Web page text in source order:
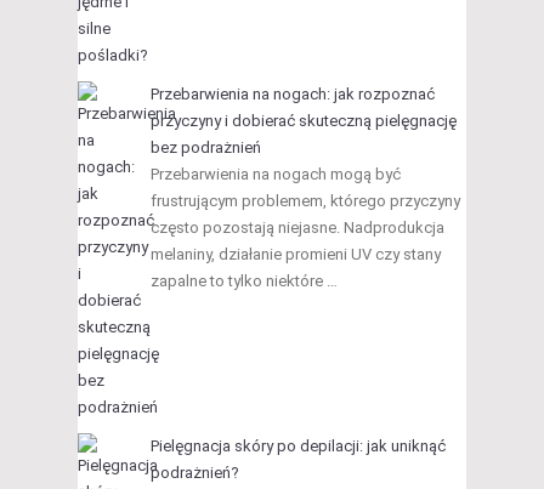
Przebarwienia na nogach: jak rozpoznać
przyczyny i dobierać skuteczną pielęgnację
bez podrażnień
Przebarwienia na nogach mogą być
frustrującym problemem, którego przyczyny
często pozostają niejasne. Nadprodukcja
melaniny, działanie promieni UV czy stany
zapalne to tylko niektóre …
Pielęgnacja skóry po depilacji: jak uniknąć
podrażnień?